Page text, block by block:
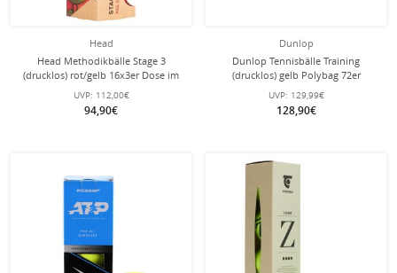
Head
Head Methodikbälle Stage 3
(drucklos) rot/gelb 16x3er Dose im
Karton
UVP: 112,00€
94,90€
Dunlop
Dunlop Tennisbälle Training
(drucklos) gelb Polybag 72er
UVP: 129,99€
128,90€